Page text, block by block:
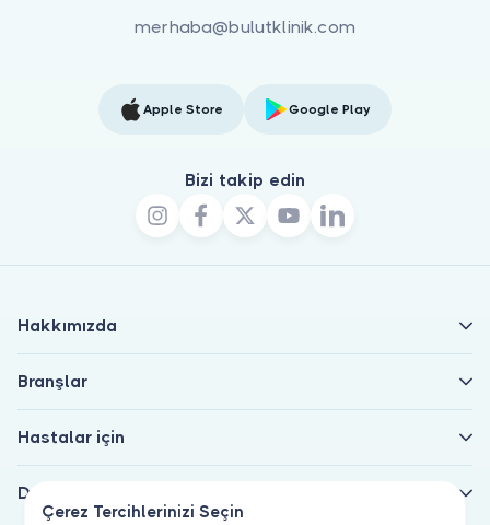
Çerez Tercihlerinizi Seçin
merhaba@bulutklinik.com
Apple Store Google Play
Bizi takip edin
Hakkımızda
Branşlar
Hastalar için
Doktorlar için